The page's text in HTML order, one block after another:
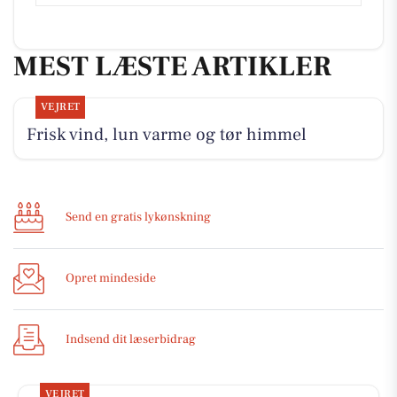
MEST LÆSTE ARTIKLER
VEJRET
Frisk vind, lun varme og tør himmel
Send en gratis lykønskning
Opret mindeside
Indsend dit læserbidrag
VEJRET